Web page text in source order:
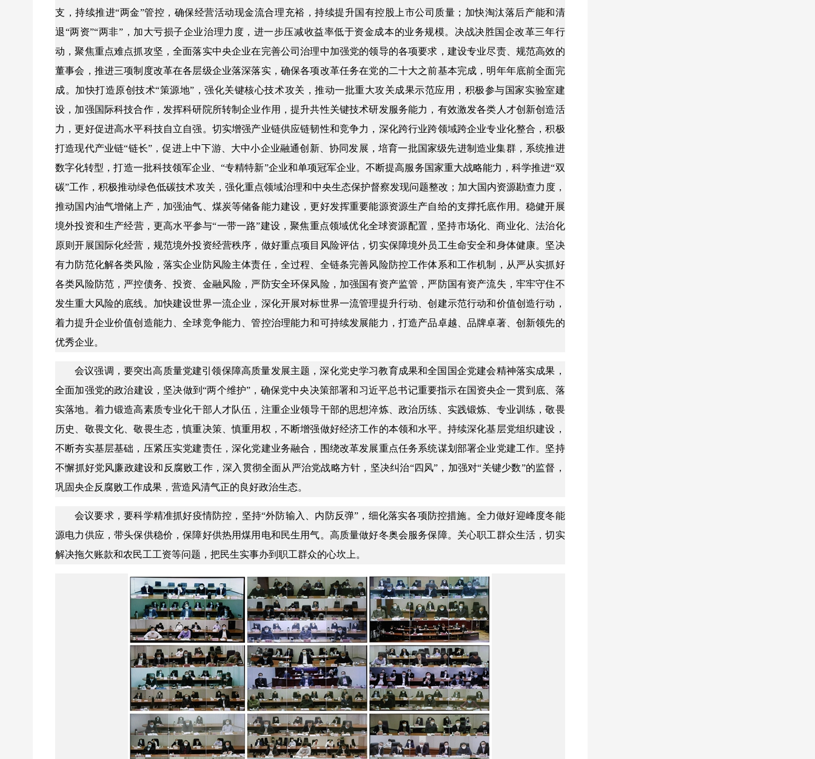
支，持续推进“两金”管控，确保经营活动现金流合理充裕，持续提升国有控股上市公司质量；加快淘汰落后产能和清
退“两资”“两非”，加大亏损子企业治理力度，进一步压减收益率低于资金成本的业务规模。决战决胜国企改革三年行
动，聚焦重点难点抓攻坚，全面落实中央企业在完善公司治理中加强党的领导的各项要求，建设专业尽责、规范高效的
董事会，推进三项制度改革在各层级企业落深落实，确保各项改革任务在党的二十大之前基本完成，明年年底前全面完
成。加快打造原创技术“策源地”，强化关键核心技术攻关，推动一批重大攻关成果示范应用，积极参与国家实验室建
设，加强国际科技合作，发挥科研院所转制企业作用，提升共性关键技术研发服务能力，有效激发各类人才创新创造活
力，更好促进高水平科技自立自强。切实增强产业链供应链韧性和竞争力，深化跨行业跨领域跨企业专业化整合，积极
打造现代产业链“链长”，促进上中下游、大中小企业融通创新、协同发展，培育一批国家级先进制造业集群，系统推进
数字化转型，打造一批科技领军企业、“专精特新”企业和单项冠军企业。不断提高服务国家重大战略能力，科学推进“双
碳”工作，积极推动绿色低碳技术攻关，强化重点领域治理和中央生态保护督察发现问题整改；加大国内资源勘查力度，
推动国内油气增储上产，加强油气、煤炭等储备能力建设，更好发挥重要能源资源生产自给的支撑托底作用。稳健开展
境外投资和生产经营，更高水平参与“一带一路”建设，聚焦重点领域优化全球资源配置，坚持市场化、商业化、法治化
原则开展国际化经营，规范境外投资经营秩序，做好重点项目风险评估，切实保障境外员工生命安全和身体健康。坚决
有力防范化解各类风险，落实企业防风险主体责任，全过程、全链条完善风险防控工作体系和工作机制，从严从实抓好
各类风险防范，严控债务、投资、金融风险，严防安全环保风险，加强国有资产监管，严防国有资产流失，牢牢守住不
发生重大风险的底线。加快建设世界一流企业，深化开展对标世界一流管理提升行动、创建示范行动和价值创造行动，
着力提升企业价值创造能力、全球竞争能力、管控治理能力和可持续发展能力，打造产品卓越、品牌卓著、创新领先的
优秀企业。
会议强调，要突出高质量党建引领保障高质量发展主题，深化党史学习教育成果和全国国企党建会精神落实成果，
全面加强党的政治建设，坚决做到“两个维护”，确保党中央决策部署和习近平总书记重要指示在国资央企一贯到底、落
实落地。着力锻造高素质专业化干部人才队伍，注重企业领导干部的思想淬炼、政治历练、实践锻炼、专业训练，敬畏
历史、敬畏文化、敬畏生态，慎重决策、慎重用权，不断增强做好经济工作的本领和水平。持续深化基层党组织建设，
不断夯实基层基础，压紧压实党建责任，深化党建业务融合，围绕改革发展重点任务系统谋划部署企业党建工作。坚持
不懈抓好党风廉政建设和反腐败工作，深入贯彻全面从严治党战略方针，坚决纠治“四风”，加强对“关键少数”的监督，
巩固央企反腐败工作成果，营造风清气正的良好政治生态。
会议要求，要科学精准抓好疫情防控，坚持“外防输入、内防反弹”，细化落实各项防控措施。全力做好迎峰度冬能
源电力供应，带头保供稳价，保障好供热用煤用电和民生用气。高质量做好冬奥会服务保障。关心职工群众生活，切实
解决拖欠账款和农民工工资等问题，把民生实事办到职工群众的心坎上。